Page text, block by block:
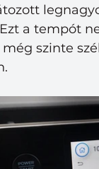
a tempót
szinte